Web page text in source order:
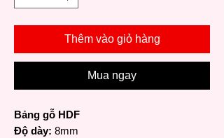
Thêm vào giỏ hàng
Mua ngay
Bảng gỗ HDF
Độ dày: 8mm